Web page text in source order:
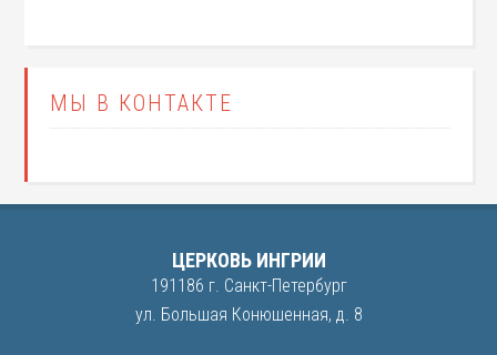
МЫ В КОНТАКТЕ
ЦЕРКОВЬ ИНГРИИ
191186 г. Санкт-Петербург
ул. Большая Конюшенная, д. 8